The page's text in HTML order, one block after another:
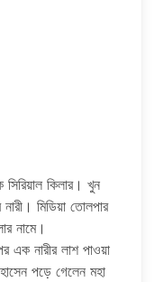
কিলার। খুন
মিডিয়া তোলপার
নামে।
নারীর লাশ পাওয়া
পড়ে গেলেন মহা